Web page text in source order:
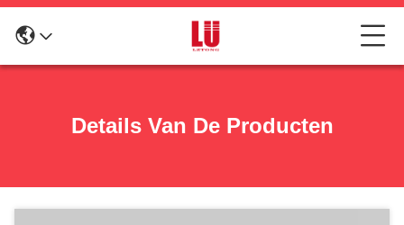
Details Van De Producten